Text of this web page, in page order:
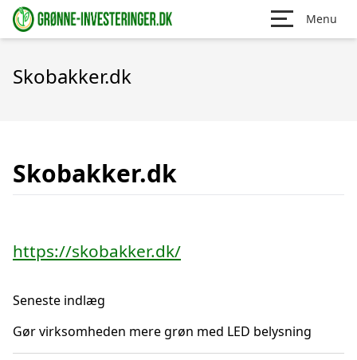
Menu
Skobakker.dk
Skobakker.dk
https://skobakker.dk/
Seneste indlæg
Gør virksomheden mere grøn med LED belysning